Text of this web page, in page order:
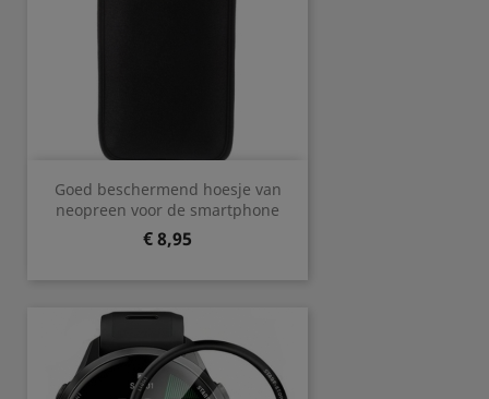
Goed beschermend hoesje van
neopreen voor de smartphone
Prijs
€ 8,95